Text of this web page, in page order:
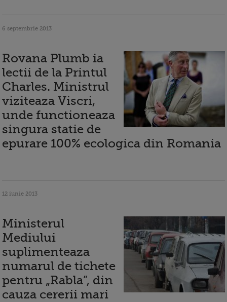
6 septembrie 2013
Rovana Plumb ia
lectii de la Printul
Charles. Ministrul
viziteaza Viscri,
unde functioneaza
singura statie de
epurare 100% ecologica din Romania
12 iunie 2013
Ministerul
Mediului
suplimenteaza
numarul de tichete
pentru „Rabla”, din
cauza cererii mari